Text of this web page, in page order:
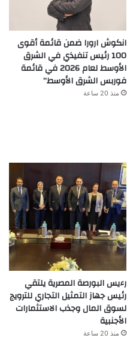
انكوش ارورا ضمن قائمة أقوى
100 رئيس تنفيذي في الشرق
الأوسط لعام 2026 في قائمة
فوربس الشرق الأوسط”
منذ 20 ساعة
رءيس البورصة المصرية يلتقي
رئيس جهاز التمثيل التجاري للترويج
لسوق المال وجذب الاستثمارات
الأجنبية
منذ 20 ساعة